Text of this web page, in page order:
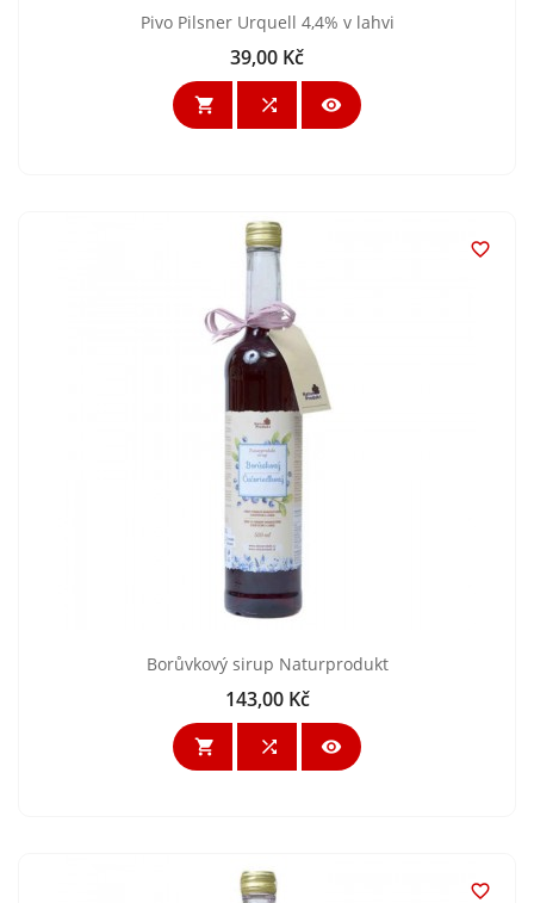
Pivo Pilsner Urquell 4,4% v lahvi
Cena
39,00 Kč
  

Borůvkový sirup Naturprodukt
Cena
143,00 Kč
  
